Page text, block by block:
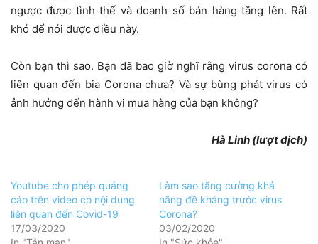
ngược được tình thế và doanh số bán hàng tăng lên. Rất
khó để nói được điều này.
Còn bạn thì sao. Bạn đã bao giờ nghĩ rằng virus corona có
liên quan đến bia Corona chưa? Và sự bùng phát virus có
ảnh hưởng đến hành vi mua hàng của bạn không?
Hà Linh (lượt dịch)
Youtube cho phép quảng
cáo trên video có nội dung
liên quan đến Covid-19
17/03/2020
Làm sao tăng cường khả
năng đề kháng trước virus
Corona?
03/02/2020